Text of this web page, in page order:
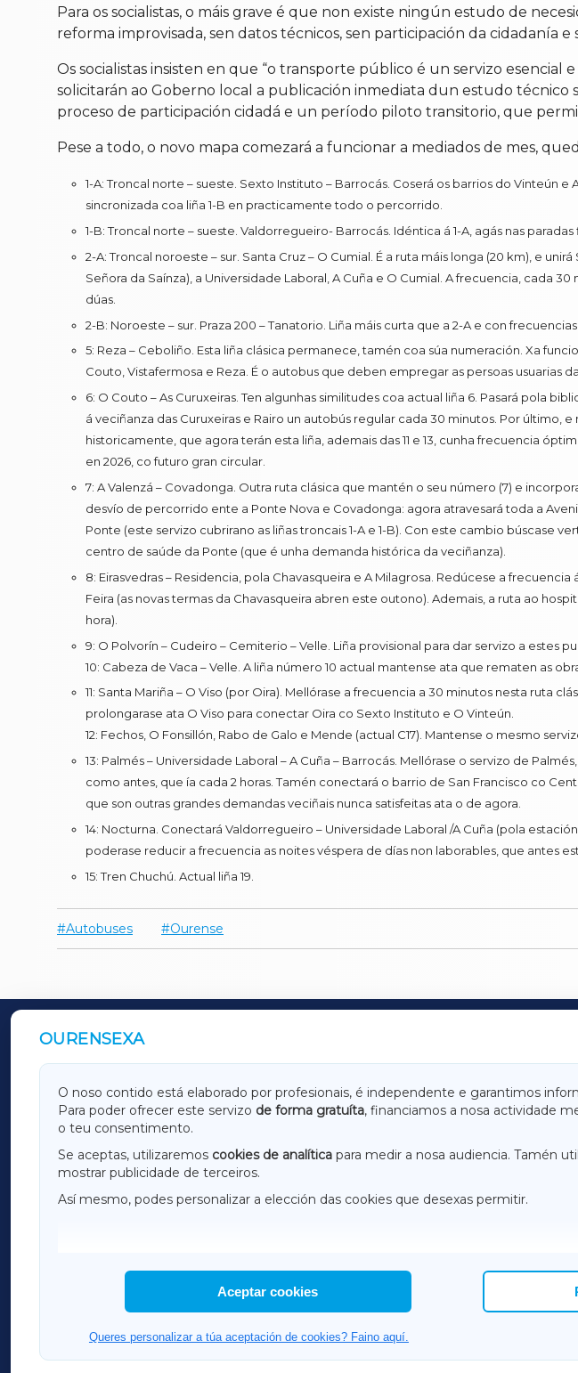
Para os socialistas, o máis grave é que non existe ningún estudo de
reforma improvisada, sen datos técnicos, sen participación da cidadanía e
Os socialistas insisten en que “o transporte público é un servizo
solicitarán ao Goberno local a publicación inmediata dun estudo
proceso de participación cidadá e un período piloto transitorio, que
Pese a todo, o novo mapa comezará a funcionar a mediados de mes,
1-A: Troncal norte – sueste. Sexto Instituto – Barrocás. Coserá os barrios do Vinteún
sincronizada coa liña 1-B en practicamente todo o percorrido.
1-B: Troncal norte – sueste. Valdorregueiro- Barrocás. Idéntica á 1-A, agás nas paradas
2-A: Troncal noroeste – sur. Santa Cruz – O Cumial. É a ruta máis longa (20 km), e
Señora da Saínza), a Universidade Laboral, A Cuña e O Cumial. A frecuencia, cada
dúas.
2-B: Noroeste – sur. Praza 200 – Tanatorio. Liña máis curta que a 2-A e con frecuencias
5: Reza – Ceboliño. Esta liña clásica permanece, tamén coa súa numeración. Xa
Couto, Vistafermosa e Reza. É o autobus que deben empregar as persoas usuarias
6: O Couto – As Curuxeiras. Ten algunhas similitudes coa actual liña 6. Pasará pola
á veciñanza das Curuxeiras e Rairo un autobús regular cada 30 minutos. Por
historicamente, que agora terán esta liña, ademais das 11 e 13, cunha frecuencia
en 2026, co futuro gran circular.
7: A Valenzá – Covadonga. Outra ruta clásica que mantén o seu número (7) e
desvío de percorrido ente a Ponte Nova e Covadonga: agora atravesará toda a
Ponte (este servizo cubrirano as liñas troncais 1-A e 1-B). Con este cambio
centro de saúde da Ponte (que é unha demanda histórica da veciñanza).
8: Eirasvedras – Residencia, pola Chavasqueira e A Milagrosa. Redúcese a
Feira (as novas termas da Chavasqueira abren este outono). Ademais, a ruta ao
hora).
9: O Polvorín – Cudeiro – Cemiterio – Velle. Liña provisional para dar servizo a estes
10: Cabeza de Vaca – Velle. A liña número 10 actual mantense ata que rematen as
11: Santa Mariña – O Viso (por Oira). Mellórase a frecuencia a 30 minutos nesta ruta
prolongarase ata O Viso para conectar Oira co Sexto Instituto e O Vinteún.
12: Fechos, O Fonsillón, Rabo de Galo e Mende (actual C17). Mantense o mesmo
13: Palmés – Universidade Laboral – A Cuña – Barrocás. Mellórase o servizo de
como antes, que ía cada 2 horas. Tamén conectará o barrio de San Francisco co
que son outras grandes demandas veciñais nunca satisfeitas ata o de agora.
14: Nocturna. Conectará Valdorregueiro – Universidade Laboral /A Cuña (pola
poderase reducir a frecuencia as noites véspera de días non laborables, que antes
15: Tren Chuchú. Actual liña 19.
Autobuses Ourense
OURENSEXA
O noso contido está elaborado por profesionais, é independente e garantimos
Para poder ofrecer este servizo de forma gratuíta, financiamos a nosa actividade
o teu consentimento.
Se aceptas, utilizaremos cookies de analítica para medir a nosa audiencia. Tamén
mostrar publicidade de terceiros.
Así mesmo, podes personalizar a elección das cookies que desexas permitir.
Aceptar cookies
Queres personalizar a túa aceptación de cookies? Faino aquí.
OUTROS PERIÓDICOS
GALICIAXA LUGOXA
AMARIÑAXA
RIBEIRASACRAXA
OURENSEXA
HEMEROTECA